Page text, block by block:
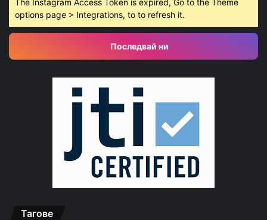
options page > Integrations, to to refresh it.
Последвай ни
Тагове